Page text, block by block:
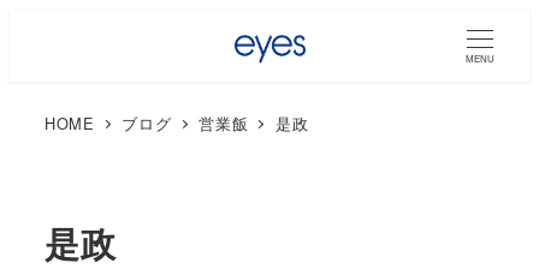
MENU
HOME ブログ 営業飯 是政
是政